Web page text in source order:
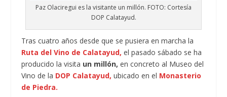
Paz Olaciregui es la visitante un millón. FOTO: Cortesía
DOP Calatayud.
Tras cuatro años desde que se pusiera en marcha la
Ruta del Vino de Calatayud, el pasado sábado se ha
producido la visita un millón, en concreto al Museo del
Vino de la DOP Calatayud, ubicado en el Monasterio
de Piedra.